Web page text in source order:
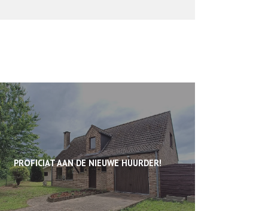
PROFICIAT AAN DE NIEUWE HUURDER!